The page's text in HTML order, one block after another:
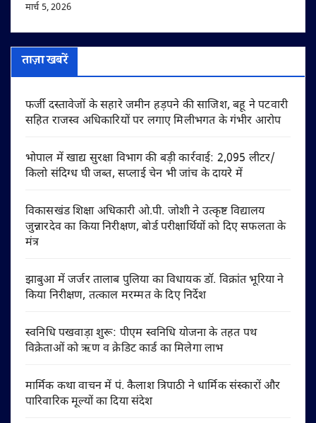
मार्च 5, 2026
ताज़ा खबरें
फर्जी दस्तावेजों के सहारे जमीन हड़पने की साजिश, बहू ने पटवारी
सहित राजस्व अधिकारियों पर लगाए मिलीभगत के गंभीर आरोप
भोपाल में खाद्य सुरक्षा विभाग की बड़ी कार्रवाई: 2,095 लीटर/
किलो संदिग्ध घी जब्त, सप्लाई चेन भी जांच के दायरे में
विकासखंड शिक्षा अधिकारी ओ.पी. जोशी ने उत्कृष्ट विद्यालय
जुन्नारदेव का किया निरीक्षण, बोर्ड परीक्षार्थियों को दिए सफलता के
मंत्र
झाबुआ में जर्जर तालाब पुलिया का विधायक डॉ. विक्रांत भूरिया ने
किया निरीक्षण, तत्काल मरम्मत के दिए निर्देश
स्वनिधि पखवाड़ा शुरू: पीएम स्वनिधि योजना के तहत पथ
विक्रेताओं को ऋण व क्रेडिट कार्ड का मिलेगा लाभ
मार्मिक कथा वाचन में पं. कैलाश त्रिपाठी ने धार्मिक संस्कारों और
पारिवारिक मूल्यों का दिया संदेश